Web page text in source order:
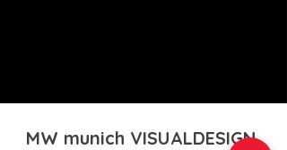
MW munich VISUALDESIGN